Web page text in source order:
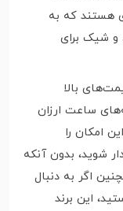
هستند که به
و شیک برای
بالا
ساعت ارزان
امکان را
شوید، بدون آنکه
اگر به دنبال
این برند